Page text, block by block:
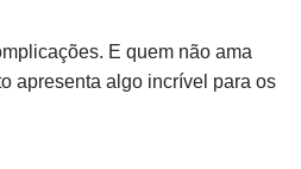
E quem não ama
apresenta algo incrível para os